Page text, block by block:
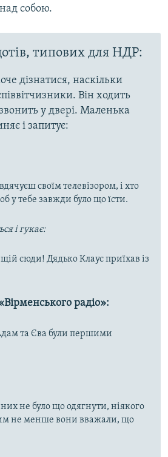
собою.
типових для НДР:
дізнатися, наскільки
Він ходить
у двері. Маленька
і запитує:
своїм телевізором, і хто
у тебе завжди було що їсти.
і гукає:
сюди! Дядько Клаус приїхав із
радіо»:
та Єва були першими
не було що одягнути, ніякого
не менше вони вважали, що